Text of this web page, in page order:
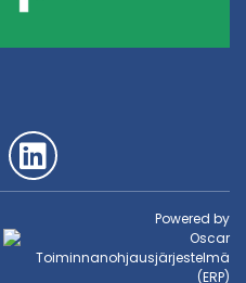
Powered by